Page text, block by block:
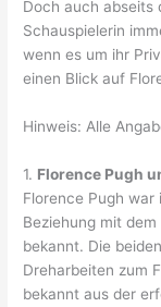
Doch auch abseits
Schauspielerin
wenn es um ihr
einen Blick auf
Hinweis: Alle
1. Florence Pugh
Florence Pugh
Beziehung mit
bekannt. Die
Dreharbeiten zum
bekannt aus der